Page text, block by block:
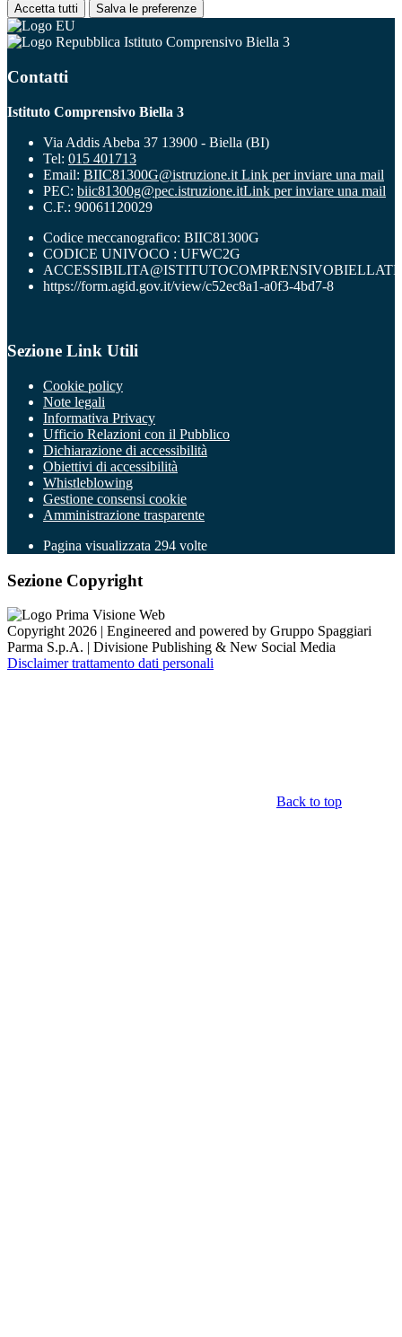
Accetta tutti Salva le preferenze
Istituto Comprensivo Biella 3
Contatti
Istituto Comprensivo Biella 3
Via Addis Abeba 37 13900 - Biella (BI)
Tel: 015 401713
Email: BIIC81300G@istruzione.it Link per inviare una mail
PEC: biic81300g@pec.istruzione.itLink per inviare una mail
C.F.: 90061120029
Codice meccanografico: BIIC81300G
CODICE UNIVOCO : UFWC2G
https://form.agid.gov.it/view/c52ec8a1-a0f3-4bd7-8
Sezione Link Utili
Cookie policy
Note legali
Informativa Privacy
Ufficio Relazioni con il Pubblico
Dichiarazione di accessibilità
Obiettivi di accessibilità
Whistleblowing
Gestione consensi cookie
Amministrazione trasparente
Pagina visualizzata 294 volte
Sezione Copyright
Copyright 2026 | Engineered and powered by Gruppo Spaggiari
Parma S.p.A. | Divisione Publishing & New Social Media
Disclaimer trattamento dati personali
Back to top